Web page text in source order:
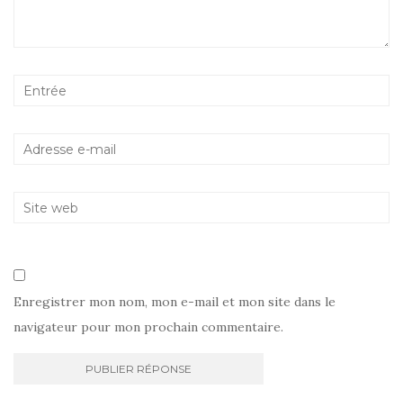
Enregistrer mon nom, mon e-mail et mon site dans le
navigateur pour mon prochain commentaire.